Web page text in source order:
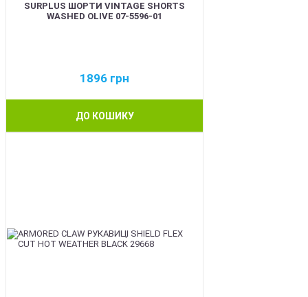
SURPLUS ШОРТИ VINTAGE SHORTS
WASHED OLIVE 07-5596-01
1896 грн
ДО КОШИКУ